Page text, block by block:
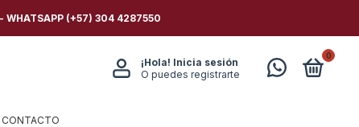
WHATSAPP (+57) 304 4287550
¡Hola! Inicia sesión
O puedes registrarte
0
CONTACTO